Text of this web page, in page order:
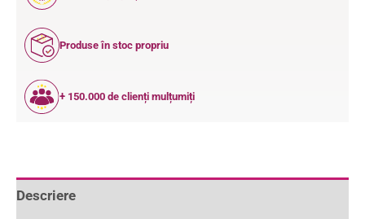
Produse în stoc propriu
+ 150.000 de clienți mulțumiți
Descriere